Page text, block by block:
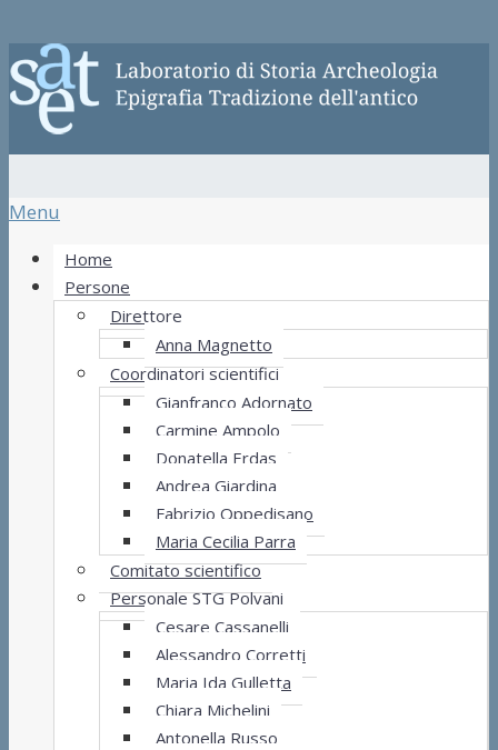
Menu
Home
Persone
Direttore
Anna Magnetto
Coordinatori scientifici
Gianfranco Adornato
Carmine Ampolo
Donatella Erdas
Andrea Giardina
Fabrizio Oppedisano
Maria Cecilia Parra
Comitato scientifico
Personale STG Polvani
Cesare Cassanelli
Alessandro Corretti
Maria Ida Gulletta
Chiara Michelini
Antonella Russo